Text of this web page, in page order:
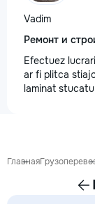
Vadim
Ремонт и
Efectuez
ar fi plitca
laminat
Главная